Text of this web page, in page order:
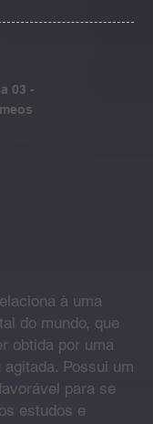
à uma
do mundo, que
obtida por uma
Possui um
para se
estudos e
03 -